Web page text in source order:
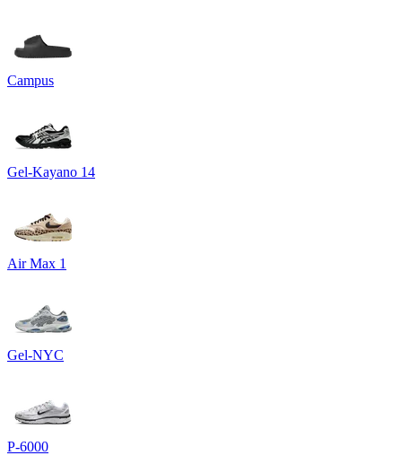
Campus
Gel-Kayano 14
Air Max 1
Gel-NYC
P-6000